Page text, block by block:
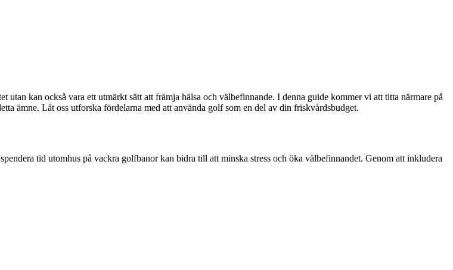
kan också vara ett utmärkt sätt att främja hälsa och välbefinnande. I denna guide kommer vi att titta närmare på
ämne. Låt oss utforska fördelarna med att använda golf som en del av din friskvårdsbudget.
tid utomhus på vackra golfbanor kan bidra till att minska stress och öka välbefinnandet. Genom att inkludera